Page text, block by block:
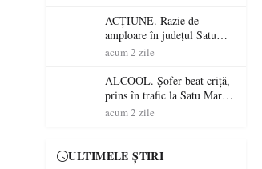
ACȚIUNE. Razie de
amploare în județul Satu
Mare! Polițiștii au dat sute
șoferi fără permis într-o
singură zi
acum 2 zile
ALCOOL. Șofer beat criță,
prins în trafic la Satu Mare!
Alcoolemie uriașă
acum 2 zile
ULTIMELE ȘTIRI